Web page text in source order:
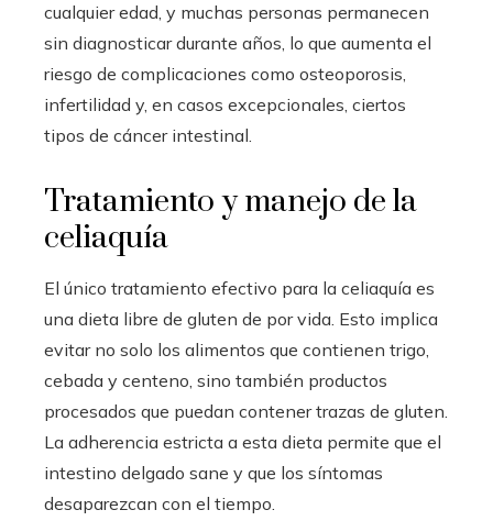
cualquier edad, y muchas personas permanecen
sin diagnosticar durante años, lo que aumenta el
riesgo de complicaciones como osteoporosis,
infertilidad y, en casos excepcionales, ciertos
tipos de cáncer intestinal.
Tratamiento y manejo de la
celiaquía
El único tratamiento efectivo para la celiaquía es
una dieta libre de gluten de por vida. Esto implica
evitar no solo los alimentos que contienen trigo,
cebada y centeno, sino también productos
procesados que puedan contener trazas de gluten.
La adherencia estricta a esta dieta permite que el
intestino delgado sane y que los síntomas
desaparezcan con el tiempo.